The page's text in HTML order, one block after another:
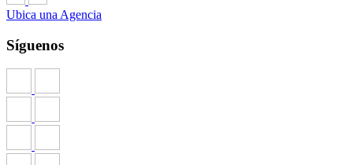
Ubica una Agencia
Síguenos